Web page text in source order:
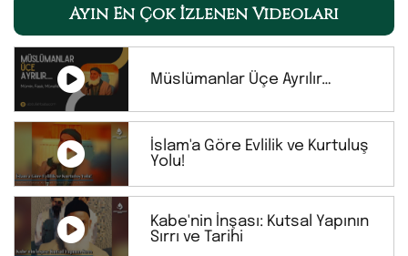
Ayın En Çok İzlenen Videoları
Müslümanlar Üçe Ayrılır…
İslam'a Göre Evlilik ve Kurtuluş
Yolu!
Kabe'nin İnşası: Kutsal Yapının
Sırrı ve Tarihi